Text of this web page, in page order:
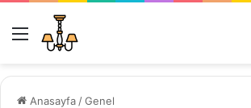
Menü
Anasayfa /Genel